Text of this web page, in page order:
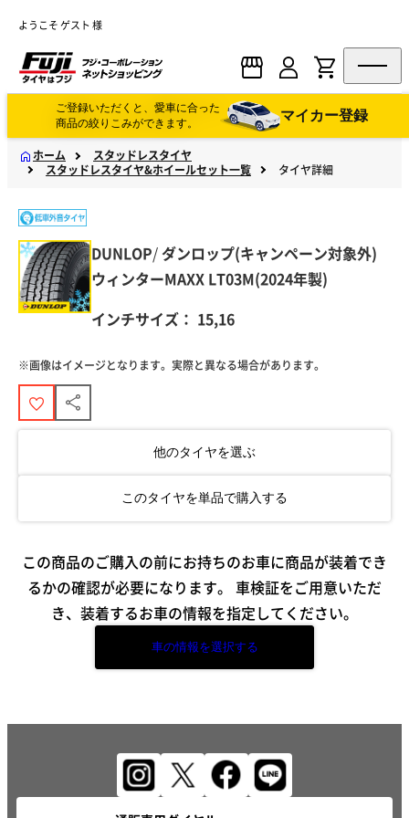
ようこそ ゲスト 様
ご登録いただくと、愛車に合った
商品の絞りこみができます。
マイカー登録
ホーム
スタッドレスタイヤ
スタッドレスタイヤ&ホイールセット一覧
タイヤ詳細
DUNLOP/ ダンロップ(キャンペーン対象外)
ウィンターMAXX LT03M(2024年製)
インチサイズ： 15,16
※画像はイメージとなります。実際と異なる場合があります。
他のタイヤを選ぶ
このタイヤを単品で購入する
この商品のご購入の前にお持ちのお車に商品が装着でき
るかの確認が必要になります。 車検証をご用意いただ
き、装着するお車の情報を指定してください。
車の情報を選択する